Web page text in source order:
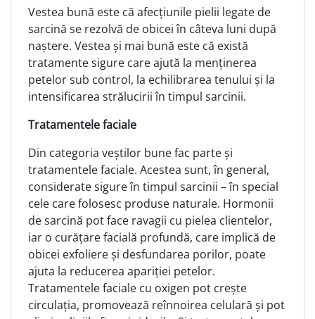
Vestea bună este că afecțiunile pielii legate de
sarcină se rezolvă de obicei în câteva luni după
naștere. Vestea și mai bună este că există
tratamente sigure care ajută la menține­rea
petelor sub control, la echilibrarea tenului și la
intensifi­carea strălucirii în timpul sarcinii.
Tratamentele faciale
Din categoria veștilor bune fac parte și
tratamentele faciale. Acestea sunt, în general,
considerate sigure în timpul sarcinii – în special
cele care folosesc produse naturale. Hormonii
de sarcină pot face ravagii cu pielea clientelor,
iar o curăța­re facială profundă, care implică de
obicei exfoliere și des­fundarea porilor, poate
ajuta la reducerea apariției petelor.
Tratamentele faciale cu oxigen pot crește
circulația, promo­vează reînnoirea celulară și pot